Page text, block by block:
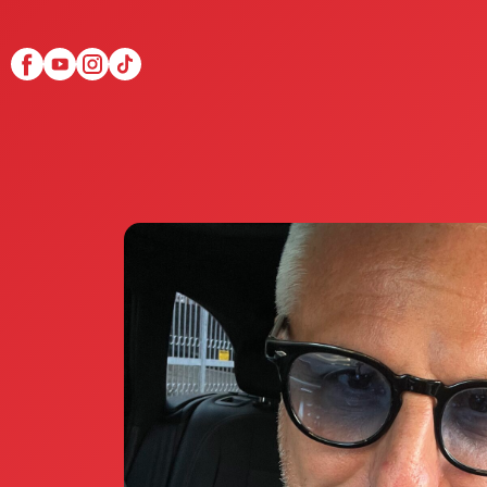
Scopri Club di Più
Le testimonianze Club
La fondatrice Valeria